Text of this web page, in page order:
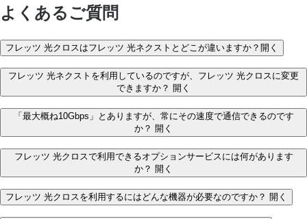
よくあるご質問
フレッツ 光クロスはフレッツ 光ネクストとどこが違いますか？ 開く
フレッツ 光ネクストを利用しているのですが、フレッツ 光クロスに変更
できますか？ 開く
「最大概ね10Gbps」とありますが、常にその速度で通信できるのです
か？ 開く
フレッツ 光クロスで利用できるオプションサービスには何があります
か？ 開く
フレッツ 光クロスを利用するにはどんな機器が必要なのですか？ 開く